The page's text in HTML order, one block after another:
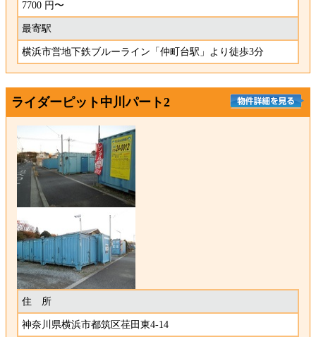
7700 円〜
最寄駅
横浜市営地下鉄ブルーライン「仲町台駅」より徒歩3分
ライダーピット中川パート2
住 所
神奈川県横浜市都筑区荏田東4-14